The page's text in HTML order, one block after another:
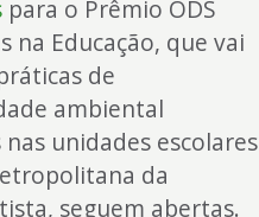
para o Prêmio ODS
na Educação, que vai
de
ambiental
unidades escolares
da
seguem abertas.